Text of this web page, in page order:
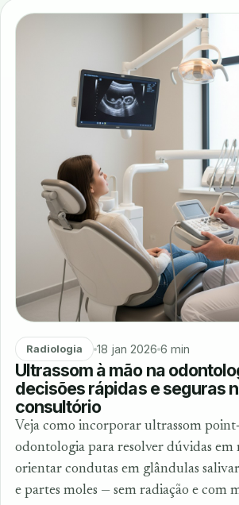
Radiologia 18 jan 2026 6 min
Ultrassom à mão na
decisões rápidas e seguras
consultório
Veja como incorporar ultrassom
odontologia para resolver dúvidas em
orientar condutas em glândulas
e partes moles — sem radiação e com